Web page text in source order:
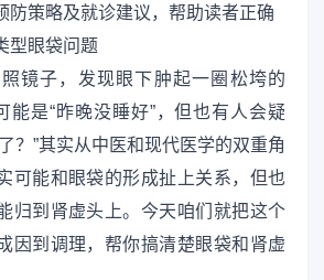
防策略及就诊建议，帮助读者正确
型眼袋问题
镜子，发现眼下肿起一圈松垮的
能是“昨晚没睡好”，但也有人会疑
？”其实从中医和现代医学的双重角
可能和眼袋的形成扯上关系，但也
归到肾虚头上。今天咱们就把这个
因到调理，帮你搞清楚眼袋和肾虚